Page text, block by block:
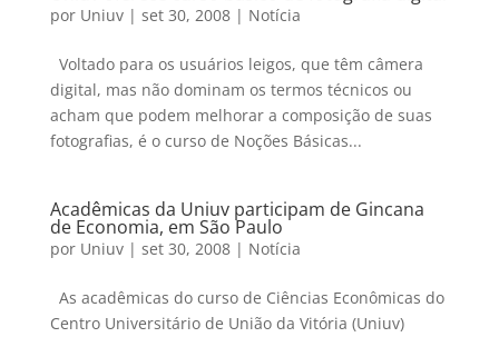
por Uniuv| set 30, 2008| Notícia
Voltado para os usuários leigos, que têm câmera
digital, mas não dominam os termos técnicos ou
acham que podem melhorar a composição de suas
fotografias, é o curso de Noções Básicas...
Acadêmicas da Uniuv participam de Gincana
de Economia, em São Paulo
por Uniuv| set 30, 2008| Notícia
As acadêmicas do curso de Ciências Econômicas do
Centro Universitário de União da Vitória (Uniuv)